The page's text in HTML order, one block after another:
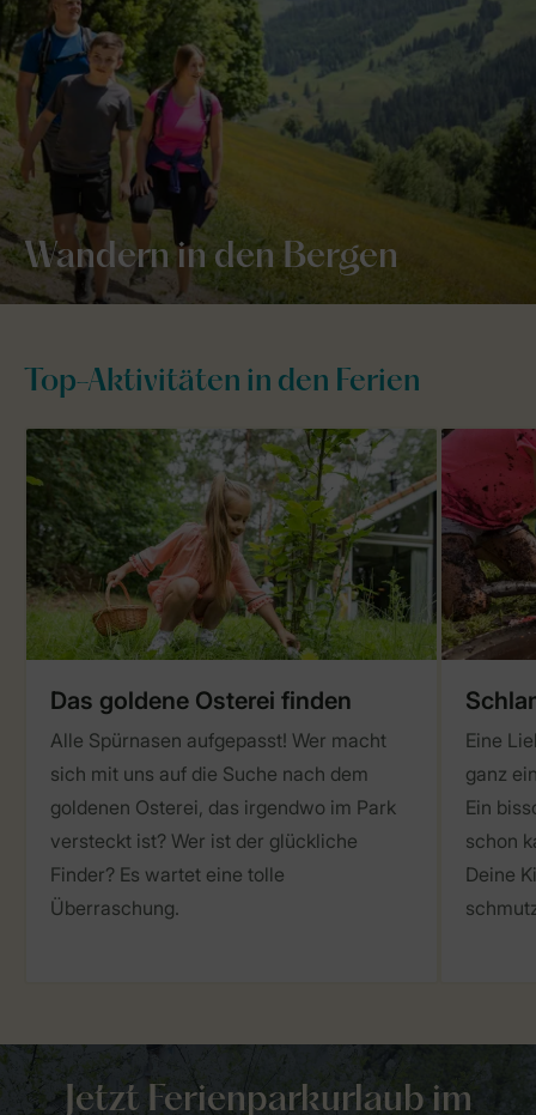
Wandern in den Bergen
Top-Aktivitäten in den Ferien
Das goldene Osterei finden
Alle Spürnasen aufgepasst! Wer macht
sich mit uns auf die Suche nach dem
goldenen Osterei, das irgendwo im Park
versteckt ist? Wer ist der glückliche
Finder? Es wartet eine tolle
Überraschung.
Eine
ganz
Ein
schon
Deine
Jetzt Ferienparkurlaub im